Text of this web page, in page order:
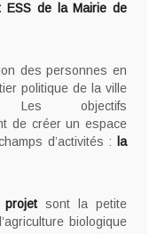
ESS de la Mairie de
des personnes en
politique de la ville
Les objectifs
de créer un espace
d’activités :
la
sont la petite
biologique